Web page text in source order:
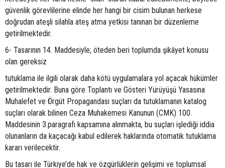
güvenlik görevlilerine elinde her hangi bir cisim bulunan herkese
doğrudan ateşli silahla ateş atma yetkisi tanınan bir düzenleme
getirilmektedir.
6- Tasarının 14. Maddesiyle; öteden beri toplumda şikâyet konusu
olan gereksiz
tutuklama ile ilgili olarak daha kötü uygulamalara yol açacak hükümler
getirilmektedir. Buna göre Toplantı ve Gösteri Yürüyüşü Yasasına
Muhalefet ve Örgüt Propagandası suçları da tutuklamanın katalog
suçları olarak bilinen Ceza Muhakemesi Kanunun (CMK) 100.
Maddesinin 3.paragrafı kapsamına alınmakta, bu suçları işlediği iddia
olunanların da kaçacağı kabul edilerek haklarında otomatik tutuklama
kararı verilecektir.
Bu tasarı ile Türkiye’de hak ve özgürlüklerin gelişimi ve toplumsal